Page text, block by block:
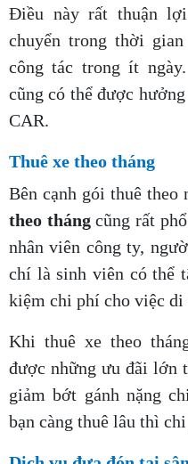
Điều này rất thuận
chuyển trong thời
công tác trong ít
cũng có thể được
CAR.
Thuê xe theo tháng
Bên cạnh gói thuê theo
theo thángcũng rất
nhân viên công ty,
chí là sinh viên có thể
kiệm chi phí cho việc di
Khi thuê xe theo
được những ưu đãi lớn
giảm bớt gánh nặng
bạn càng thuê lâu thì